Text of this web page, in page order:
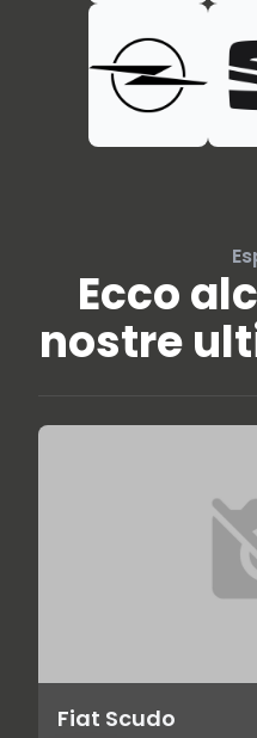
Ecco
nostre
Fiat Scudo